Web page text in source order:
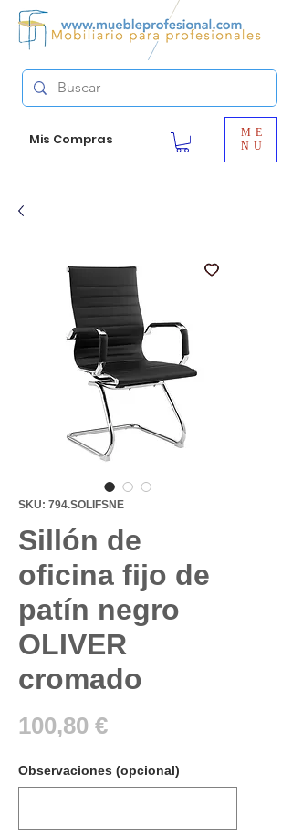
Mis Compras
ME
NU
SKU: 794.SOLIFSNE
Sillón de
oficina fijo de
patín negro
OLIVER
cromado
100,80 €Precio
Observaciones (opcional)